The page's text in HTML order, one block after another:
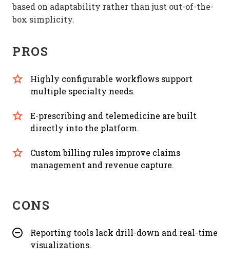
based on adaptability rather than just out-of-the-
box simplicity.
PROS
Highly configurable workflows support
multiple specialty needs.
E-prescribing and telemedicine are built
directly into the platform.
Custom billing rules improve claims
management and revenue capture.
CONS
Reporting tools lack drill-down and real-time
visualizations.